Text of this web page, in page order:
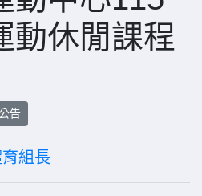
動休閒課程
告
組長